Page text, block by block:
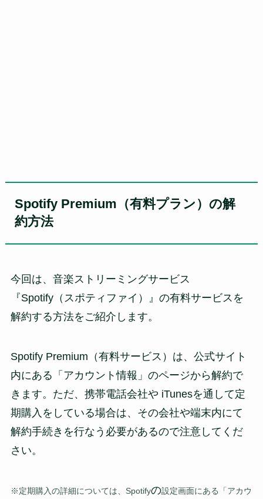
Spotify Premium（有料プラン）の解
約方法
今回は、音楽ストリーミングサービス
『Spotify（スポティファイ）』の有料サービスを
解約する方法をご紹介します。
Spotify Premium（有料サービス）は、公式サイト
内にある「アカウント情報」のページから解約で
きます。ただ、携帯電話会社や iTunesを通して定
期購入をしている場合は、その会社や端末内にて
解約手続きを行なう必要があるので注意してくだ
さい。
※定期購入の詳細については、Spotifyの設定画面にある「アカウ